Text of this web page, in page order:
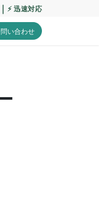
ついて
｜ ⚡ 迅速対応
ポイントに関して
い​合わせ